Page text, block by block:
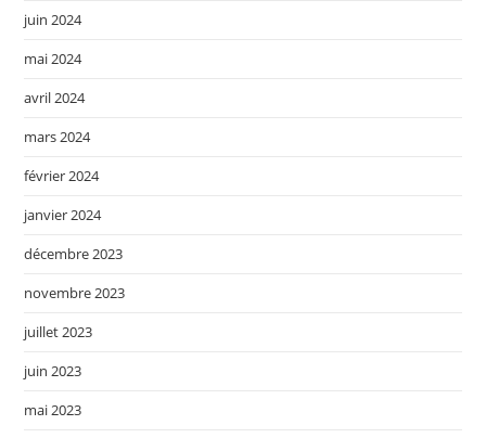
juin 2024
mai 2024
avril 2024
mars 2024
février 2024
janvier 2024
décembre 2023
novembre 2023
juillet 2023
juin 2023
mai 2023